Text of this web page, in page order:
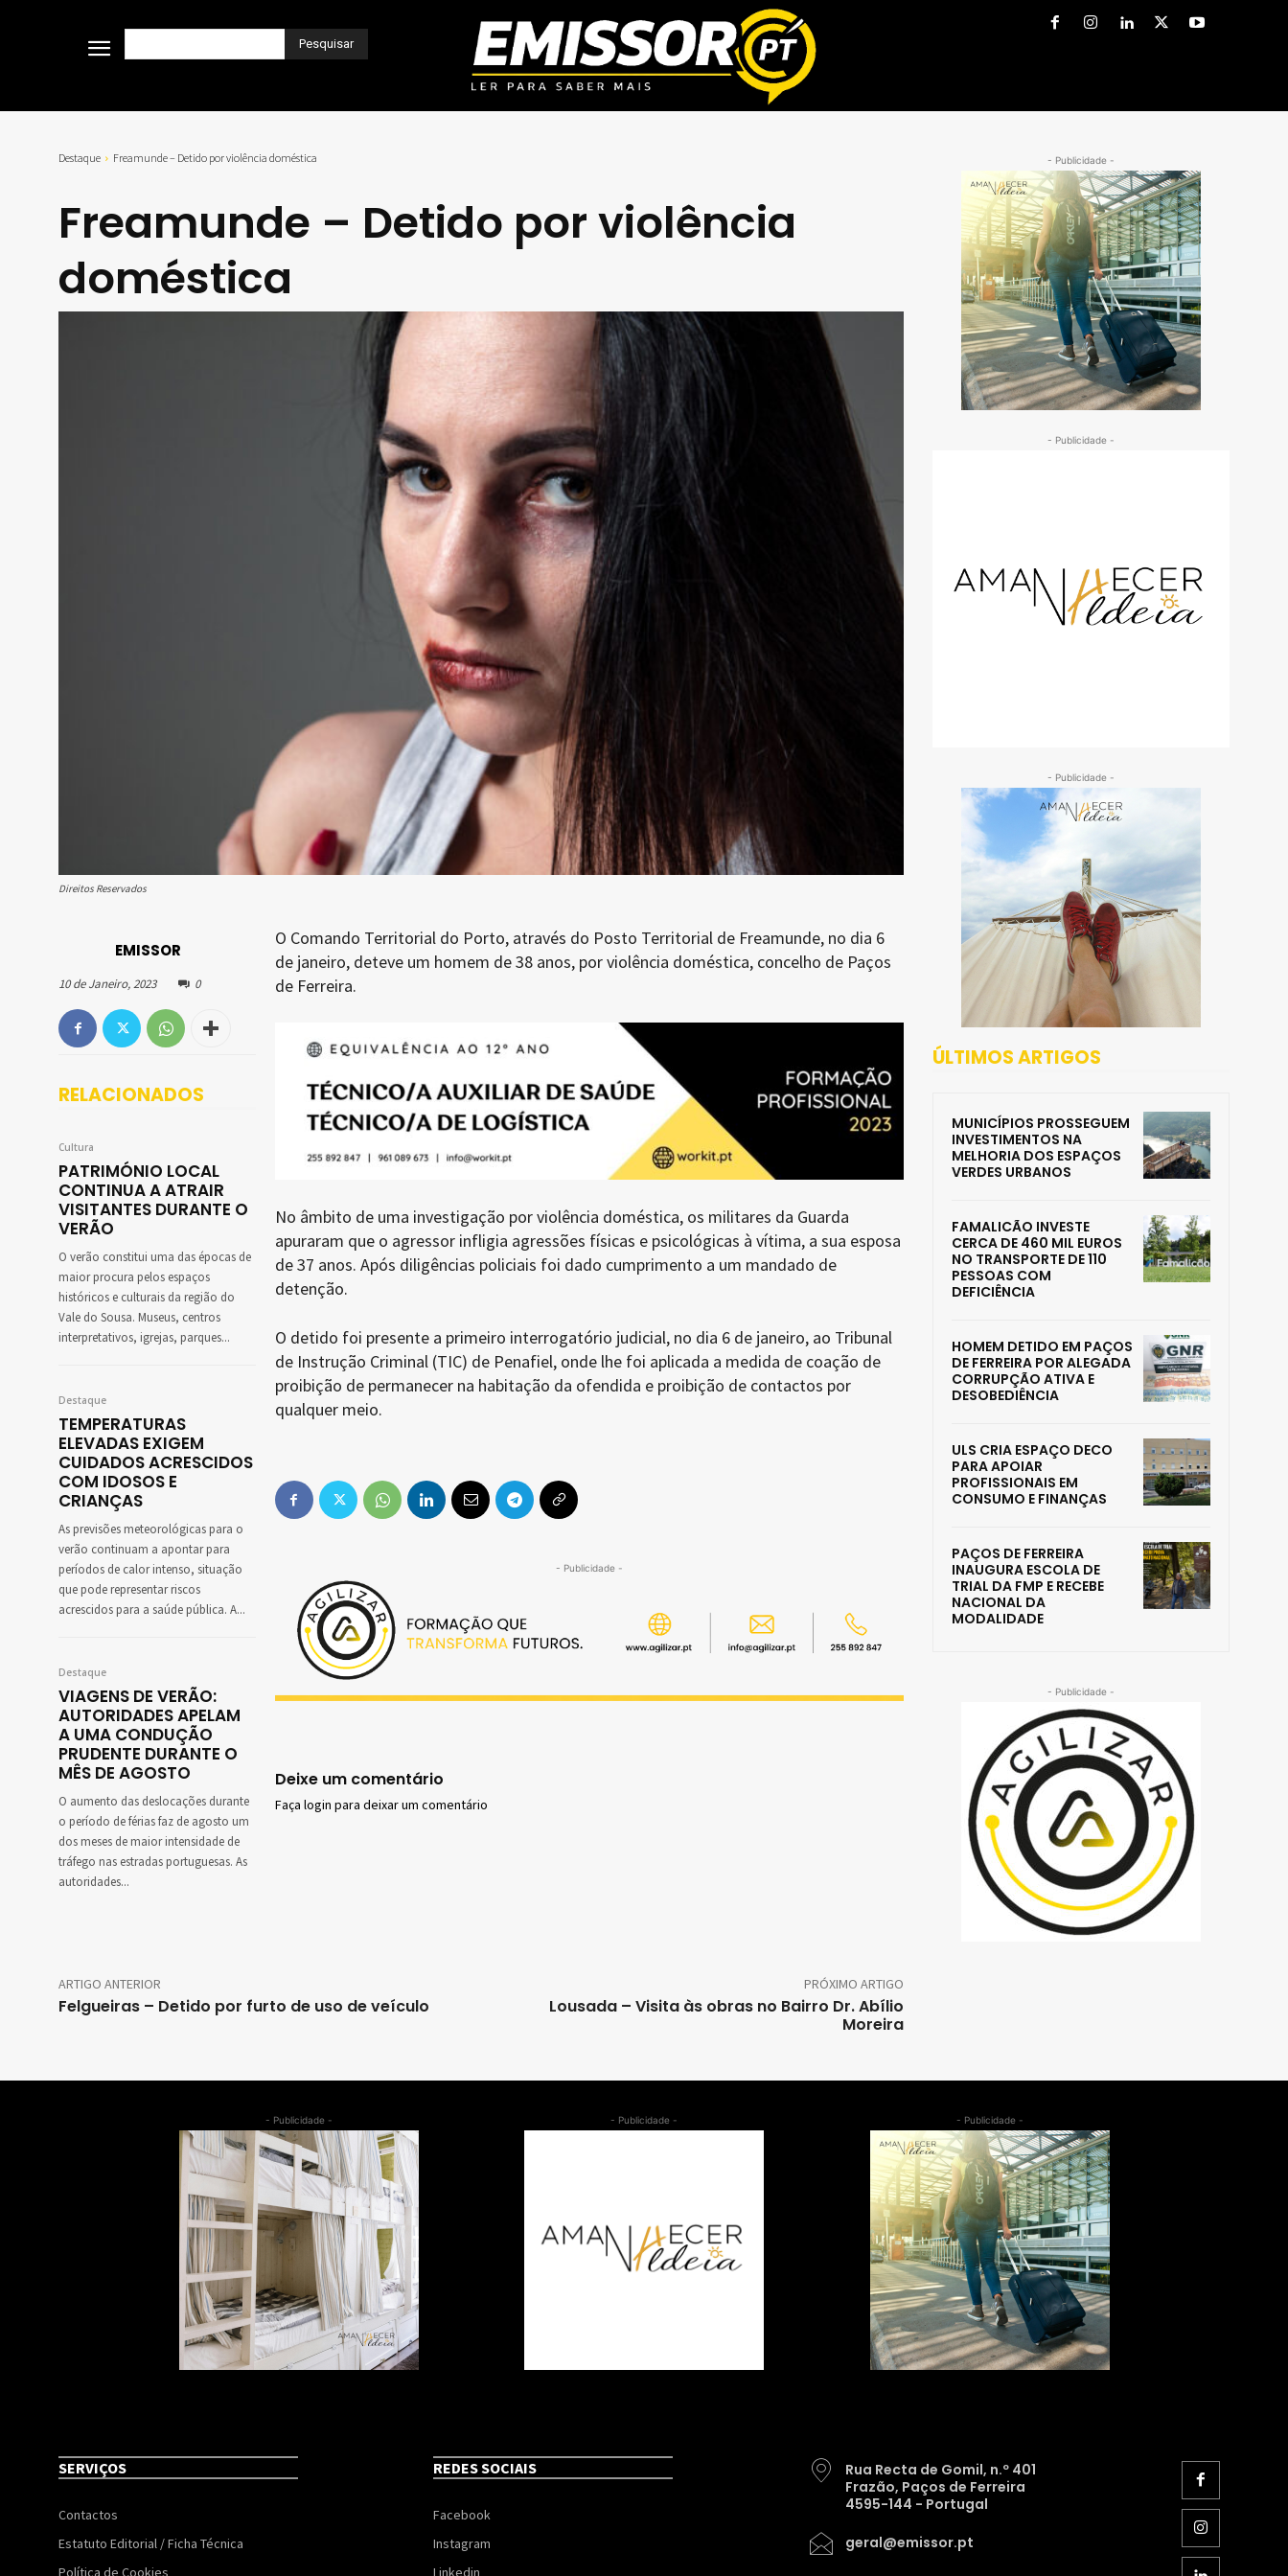
Pesquisar
Destaque Freamunde – Detido por violência doméstica
Freamunde – Detido por violência
doméstica
Direitos Reservados
EMISSOR
10 de Janeiro, 2023 0
RELACIONADOS
Cultura
PATRIMÓNIO LOCAL
CONTINUA A ATRAIR
VISITANTES DURANTE O
VERÃO
O verão constitui uma das épocas de
maior procura pelos espaços
históricos e culturais da região do
Vale do Sousa. Museus, centros
interpretativos, igrejas, parques...
Destaque
TEMPERATURAS
ELEVADAS EXIGEM
CUIDADOS ACRESCIDOS
COM IDOSOS E
CRIANÇAS
As previsões meteorológicas para o
verão continuam a apontar para
períodos de calor intenso, situação
que pode representar riscos
acrescidos para a saúde pública. A...
Destaque
VIAGENS DE VERÃO:
AUTORIDADES APELAM
A UMA CONDUÇÃO
PRUDENTE DURANTE O
MÊS DE AGOSTO
O aumento das deslocações durante
o período de férias faz de agosto um
dos meses de maior intensidade de
tráfego nas estradas portuguesas. As
autoridades...
O Comando Territorial do Porto, através do Posto Territorial de Freamunde, no dia 6
de janeiro, deteve um homem de 38 anos, por violência doméstica, concelho de Paços
de Ferreira.
No âmbito de uma investigação por violência doméstica, os militares da Guarda
apuraram que o agressor infligia agressões físicas e psicológicas à vítima, a sua esposa
de 37 anos. Após diligências policiais foi dado cumprimento a um mandado de
detenção.
O detido foi presente a primeiro interrogatório judicial, no dia 6 de janeiro, ao Tribunal
de Instrução Criminal (TIC) de Penafiel, onde lhe foi aplicada a medida de coação de
proibição de permanecer na habitação da ofendida e proibição de contactos por
qualquer meio.
- Publicidade -
Deixe um comentário
Faça login para deixar um comentário
ARTIGO ANTERIOR
Felgueiras – Detido por furto de uso de veículo
PRÓXIMO ARTIGO
Lousada – Visita às obras no Bairro Dr. Abílio
Moreira
- Publicidade -
- Publicidade -
- Publicidade -
ÚLTIMOS ARTIGOS
MUNICÍPIOS PROSSEGUEM
INVESTIMENTOS NA
MELHORIA DOS ESPAÇOS
VERDES URBANOS
FAMALICÃO INVESTE
CERCA DE 460 MIL EUROS
NO TRANSPORTE DE 110
PESSOAS COM
DEFICIÊNCIA
HOMEM DETIDO EM PAÇOS
DE FERREIRA POR ALEGADA
CORRUPÇÃO ATIVA E
DESOBEDIÊNCIA
ULS CRIA ESPAÇO DECO
PARA APOIAR
PROFISSIONAIS EM
CONSUMO E FINANÇAS
PAÇOS DE FERREIRA
INAUGURA ESCOLA DE
TRIAL DA FMP E RECEBE
NACIONAL DA
MODALIDADE
- Publicidade -
- Publicidade - - Publicidade - - Publicidade -
SERVIÇOS
Contactos
Estatuto Editorial / Ficha Técnica
Política de Cookies
REDES SOCIAIS
Facebook
Instagram
Linkedin
Rua Recta de Gomil, n.º 401
Frazão, Paços de Ferreira
4595-144 - Portugal
geral@emissor.pt